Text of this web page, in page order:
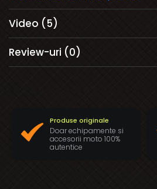
Video (5)
Review-uri (0)
Produse originale
Doar echipamente si
accesorii moto 100%
autentice